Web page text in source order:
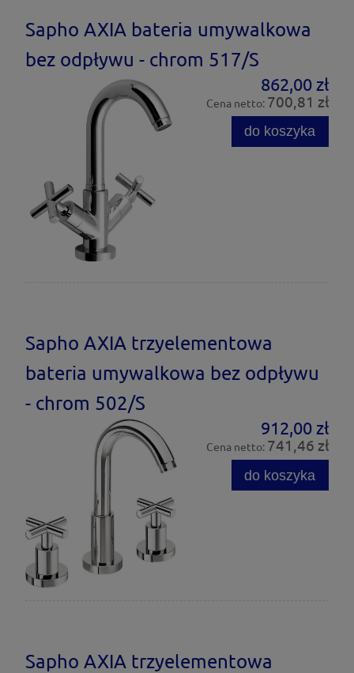
Sapho AXIA bateria umywalkowa
bez odpływu - chrom 517/S
862,00 zł
Cena netto: 700,81 zł
do koszyka
Sapho AXIA trzyelementowa
bateria umywalkowa bez odpływu
- chrom 502/S
912,00 zł
Cena netto: 741,46 zł
do koszyka
Sapho AXIA trzyelementowa